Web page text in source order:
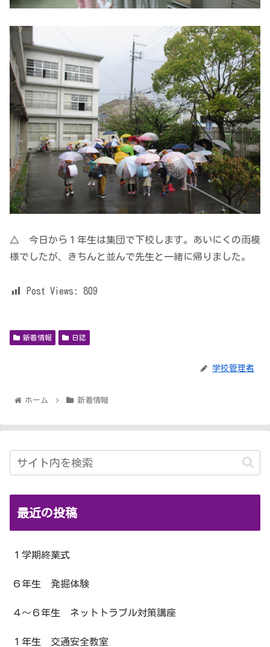
△ 今日から１年生は集団で下校します。あいにくの雨模
様でしたが、きちんと並んで先生と一緒に帰りました。
Post Views: 809
新着情報 日誌
学校管理者
ホーム 新着情報
最近の投稿
１学期終業式
６年生 発掘体験
４～６年生 ネットトラブル対策講座
１年生 交通安全教室